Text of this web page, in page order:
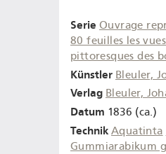
Serie Ouvrage
80 feuilles les
pittoresques des
Künstler Bleuler,
Verlag Bleuler,
Datum 1836 (ca.)
Technik Aquatinta
Gummiarabikum